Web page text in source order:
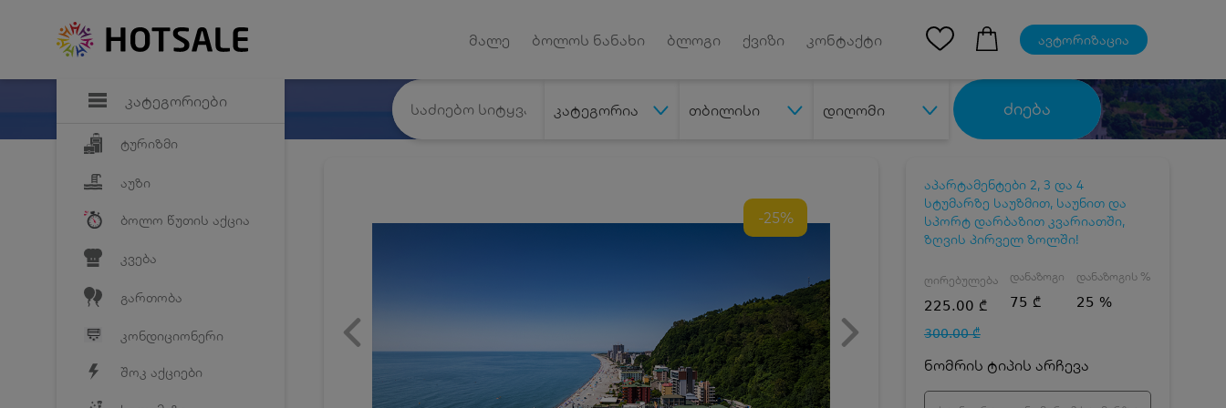
კატეგორიები
ტურიზმი
აუზი
ბოლო წუთის აქცია
კვება
გართობა
კონდიციონერი
შოკ აქციები
მალე ბოლოს ნანახი ბლოგი ქვიზი კონტაქტი ავტორიზაცია
კატეგორია თბილისი დიღომი ძიება
-25%
აპარტამენტები 2, 3 და 4
სტუმარზე საუზმით, საუნით და
სპორტ დარბაზით კვარიათში,
ზღვის პირველ ზოლში!
ღირებულება
225.00 ₾
300.00 ₾
დანაზოგი
75 ₾
დანაზოგის %
25 %
ნომრის ტიპის არჩევა